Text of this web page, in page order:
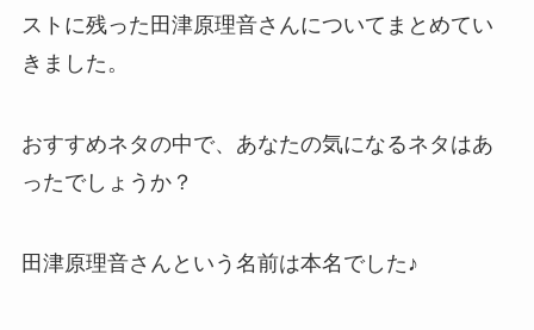
ストに残った田津原理音さんについてまとめてい
きました。
おすすめネタの中で、あなたの気になるネタはあ
ったでしょうか？
田津原理音さんという名前は本名でした♪